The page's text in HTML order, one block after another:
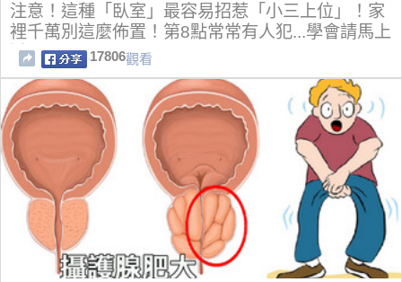
注意！這種「臥室」最容易招惹「小三上位」！家
裡千萬別這麼佈置！第8點常常有人犯...學會請馬上
避開呀！
17806觀看